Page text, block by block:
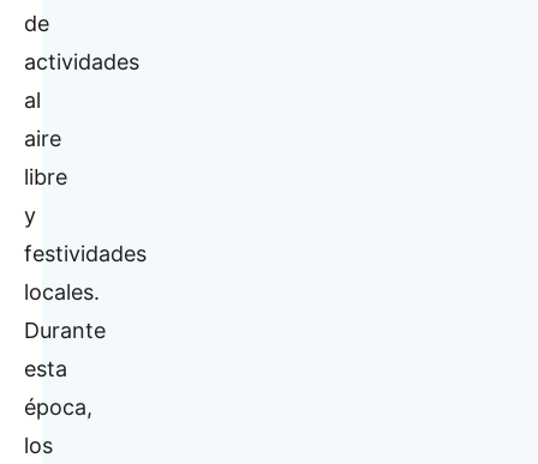
de
actividades
al
aire
libre
y
festividades
locales.
Durante
esta
época,
los